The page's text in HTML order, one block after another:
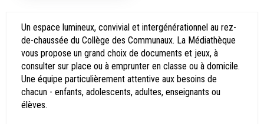
Un espace lumineux, convivial et intergénérationnel au rez-
de-chaussée du Collège des Communaux. La Médiathèque
vous propose un grand choix de documents et jeux, à
consulter sur place ou à emprunter en classe ou à domicile.
Une équipe particulièrement attentive aux besoins de
chacun - enfants, adolescents, adultes, enseignants ou
élèves.